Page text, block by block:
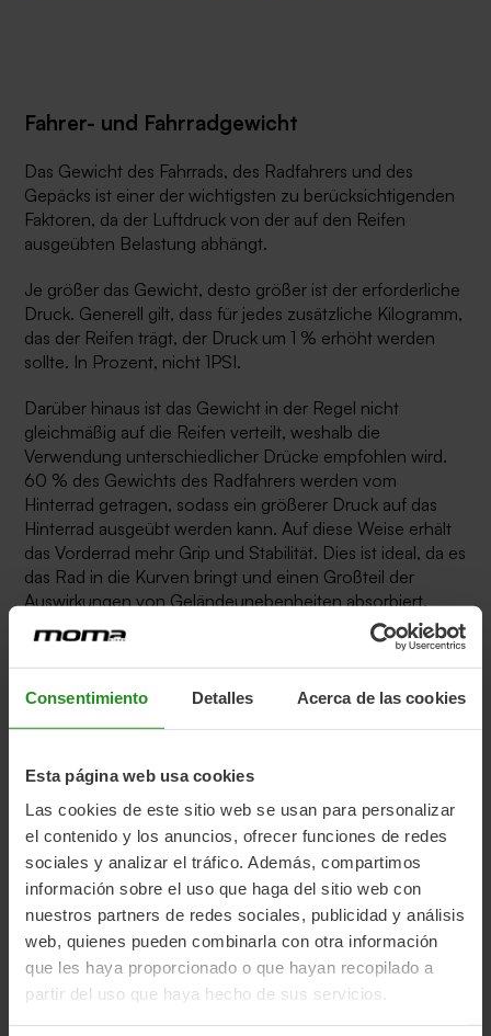
Consentimiento Detalles Acerca de las cookies
Esta página web usa cookies
Las cookies de este sitio web se usan para personalizar
el contenido y los anuncios, ofrecer funciones de redes
sociales y analizar el tráfico. Además, compartimos
información sobre el uso que haga del sitio web con
nuestros partners de redes sociales, publicidad y análisis
web, quienes pueden combinarla con otra información
que les haya proporcionado o que hayan recopilado a
partir del uso que haya hecho de sus servicios.
Fahrer- und Fahrradgewicht
Das Gewicht des Fahrrads, des Radfahrers und des
Gepäcks ist einer der wichtigsten zu berücksichtigenden
Faktoren, da der Luftdruck von der auf den Reifen
ausgeübten Belastung abhängt.
Je größer das Gewicht, desto größer ist der erforderliche
Druck. Generell gilt, dass für jedes zusätzliche Kilogramm,
das der Reifen trägt, der Druck um 1 % erhöht werden
sollte. In Prozent, nicht 1PSI.
Darüber hinaus ist das Gewicht in der Regel nicht
gleichmäßig auf die Reifen verteilt, weshalb die
Verwendung unterschiedlicher Drücke empfohlen wird.
60 % des Gewichts des Radfahrers werden vom
Hinterrad getragen, sodass ein größerer Druck auf das
Hinterrad ausgeübt werden kann. Auf diese Weise erhält
das Vorderrad mehr Grip und Stabilität. Dies ist ideal, da es
das Rad in die Kurven bringt und einen Großteil der
Auswirkungen von Geländeunebenheiten absorbiert.